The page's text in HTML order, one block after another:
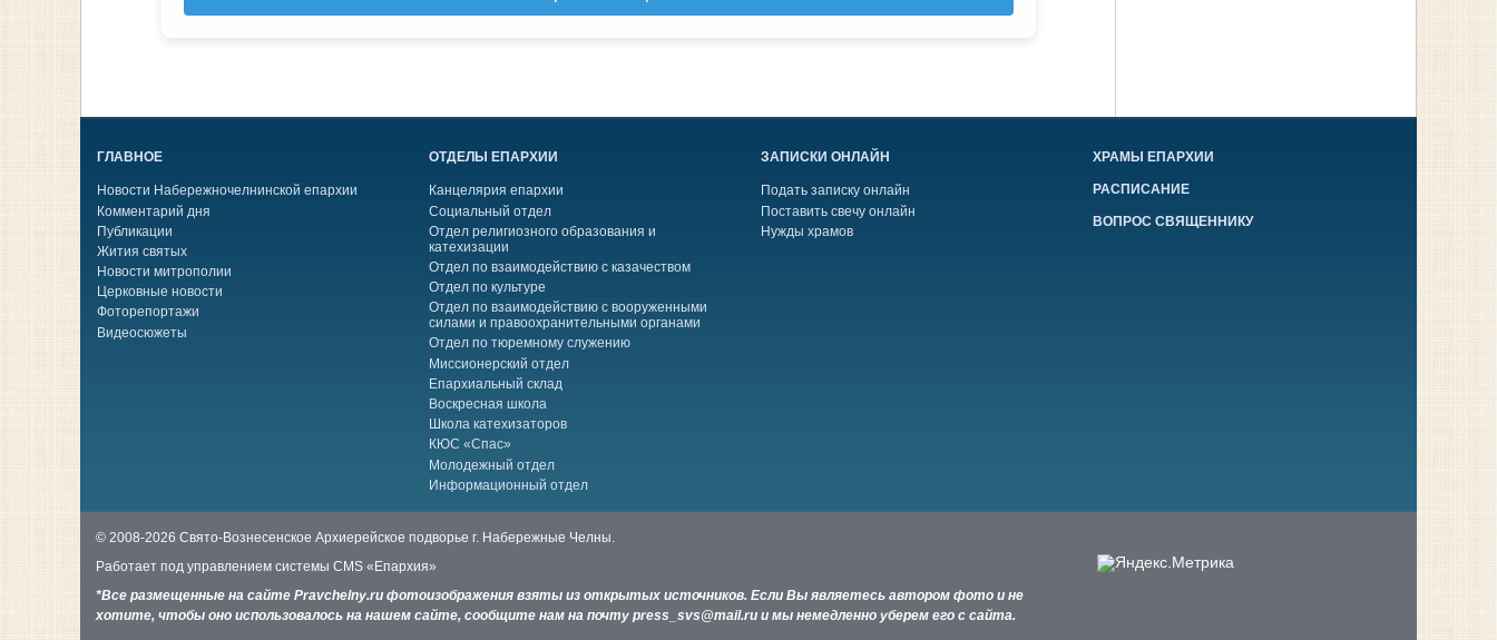
ГЛАВНОЕ
Новости Набережночелнинской епархии
Комментарий дня
Публикации
Жития святых
Новости митрополии
Церковные новости
Фоторепортажи
Видеосюжеты
ОТДЕЛЫ ЕПАРХИИ
Канцелярия епархии
Социальный отдел
Отдел религиозного образования и
катехизации
Отдел по взаимодействию с казачеством
Отдел по культуре
Отдел по взаимодействию с вооруженными
силами и правоохранительными органами
Отдел по тюремному служению
Миссионерский отдел
Епархиальный склад
Воскресная школа
Школа катехизаторов
КЮС «Спас»
Молодежный отдел
Информационный отдел
ЗАПИСКИ ОНЛАЙН
Подать записку онлайн
Поставить свечу онлайн
Нужды храмов
ХРАМЫ ЕПАРХИИ
РАСПИСАНИЕ
ВОПРОС СВЯЩЕННИКУ
© 2008-2026 Свято-Вознесенское Архиерейское подворье г. Набережные Челны.
Работает под управлением системы CMS «Епархия»
*Все размещенные на сайте Pravchelny.ru фотоизображения взяты из открытых источников. Если Вы являетесь автором фото и не
хотите, чтобы оно использовалось на нашем сайте, сообщите нам на почту press_svs@mail.ru и мы немедленно уберем его с сайта.